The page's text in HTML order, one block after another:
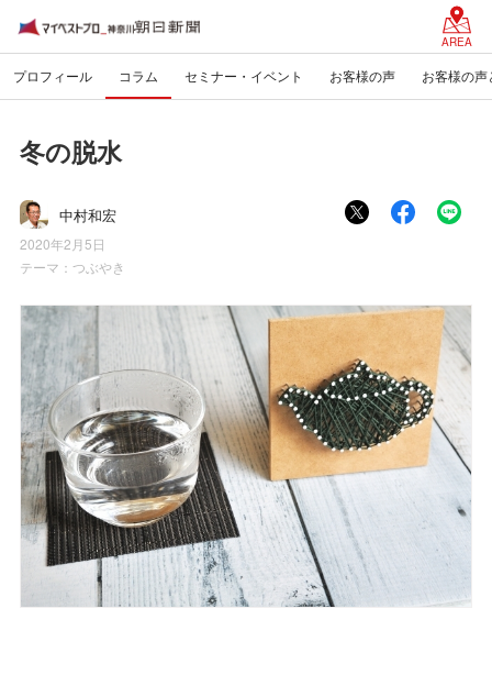
AREA
プロフィール コラム セミナー・イベント お客様の声 お客様の声
冬の脱水
中村和宏
2020年2月5日
テーマ： つぶやき